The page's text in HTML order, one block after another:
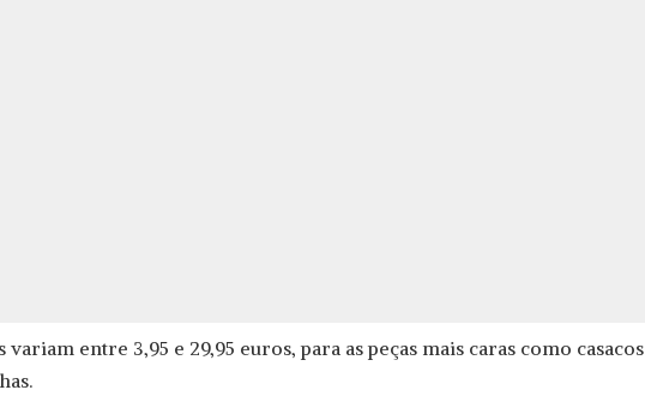
variam entre 3,95 e 29,95 euros, para as peças mais caras como casacos